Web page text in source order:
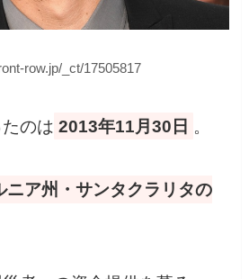
row.jp/_ct/17505817
のは 2013年11月30日 。
ニア州・サンタクラリタの